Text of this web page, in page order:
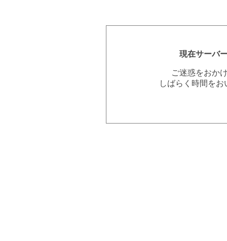
現在サーバ
ご迷惑をおか
しばらく時間を